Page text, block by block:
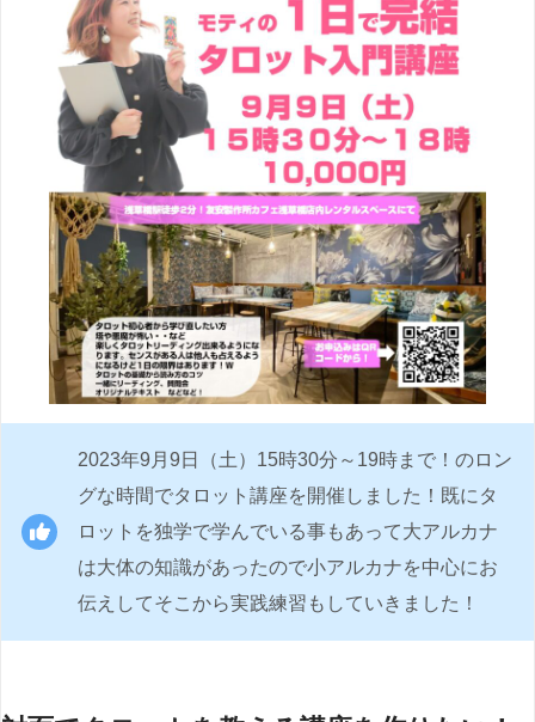
2023年9月9日（土）15時30分～19時まで！のロン
グな時間でタロット講座を開催しました！既にタ
ロットを独学で学んでいる事もあって大アルカナ
は大体の知識があったので小アルカナを中心にお
伝えしてそこから実践練習もしていきました！